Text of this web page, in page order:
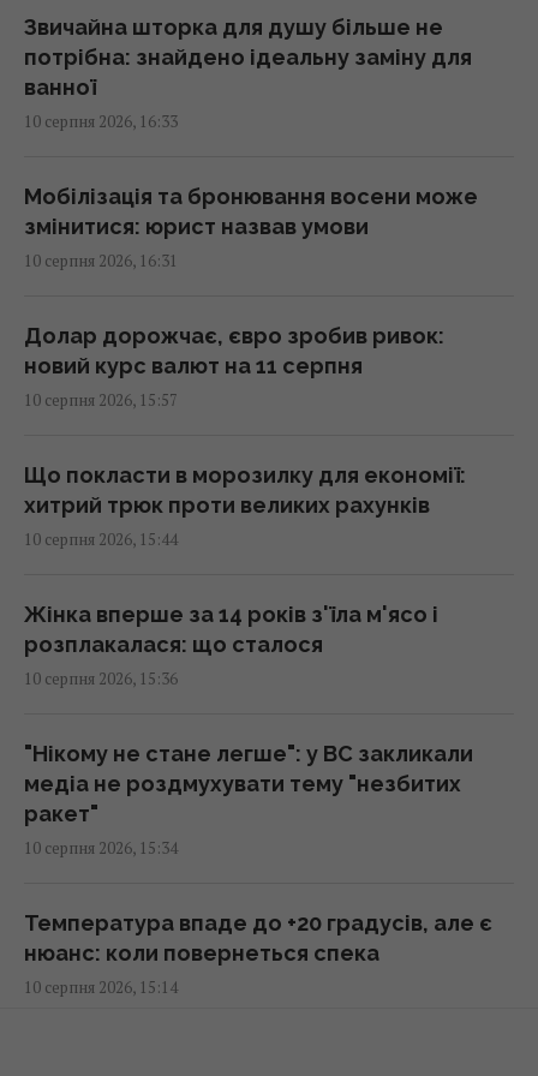
Нацбанк послабив гривню: офіційний курс
валют на 11 серпня
16:16 понеділок, 10 серпня 2026
Значно швидше, ніж передбачалось: у ГУР
розкрили, коли Росія отримає аналог
Starlink
Суд дозволив Єрмаку їздити по різним
областям України, - САП
У якому віці дитину можна залишати вдома
саму: поради психологів
Один старий якір затримав будівництво
тунелю під затокою на 241 день
На японському острові створили рай для
кроликів, але згодом з’явилися несподівані
гості
Простій Червоноградської ЦЗФ залишає
шахти без грошей на щоденну роботу, -
Звичайна шторка для душу більше не
потрібна: знайдено ідеальну заміну для
ванної
10 серпня 2026, 16:33
Мобілізація та бронювання восени може
змінитися: юрист назвав умови
10 серпня 2026, 16:31
Долар дорожчає, євро зробив ривок:
новий курс валют на 11 серпня
10 серпня 2026, 15:57
Що покласти в морозилку для економії:
хитрий трюк проти великих рахунків
10 серпня 2026, 15:44
Жінка вперше за 14 років з'їла м'ясо і
розплакалася: що сталося
10 серпня 2026, 15:36
"Нікому не стане легше": у ВС закликали
медіа не роздмухувати тему "незбитих
ракет"
10 серпня 2026, 15:34
Температура впаде до +20 градусів, але є
нюанс: коли повернеться спека
10 серпня 2026, 15:14